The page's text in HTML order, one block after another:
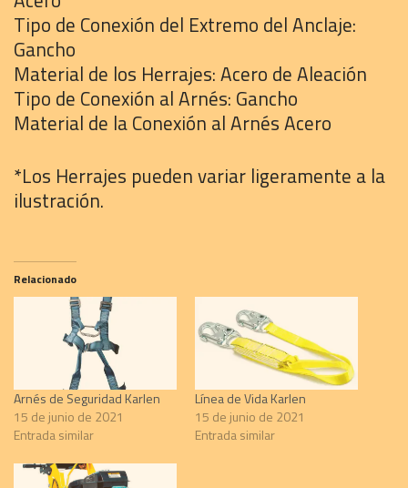
Tipo de Conexión del Extremo del Anclaje:
Gancho
Material de los Herrajes: Acero de Aleación
Tipo de Conexión al Arnés: Gancho
Material de la Conexión al Arnés Acero
*Los Herrajes pueden variar ligeramente a la
ilustración.
Relacionado
Arnés de Seguridad Karlen
15 de junio de 2021
Entrada similar
Línea de Vida Karlen
15 de junio de 2021
Entrada similar